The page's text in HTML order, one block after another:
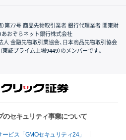
第77号 商品先物取引業者 銀行代理業者 関東財
あおぞらネット銀行株式会社
人 金融先物取引業協会、日本商品先物取引協会
証プライム上場9449）のメンバーです。
セキュリティ事業について
ビス「GMOセキュリティ24」